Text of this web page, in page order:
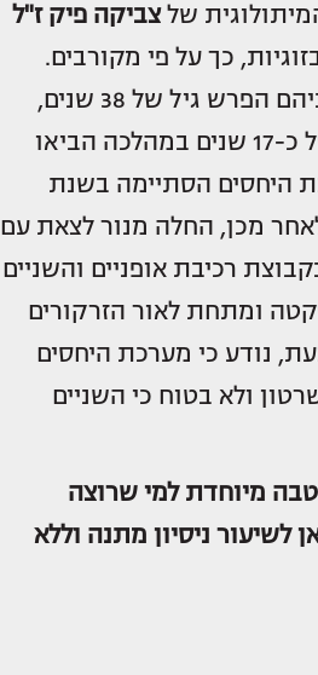
שלצביקה פיק ז"ל
כך על פי מקורבים.
כזכור, מנור ופיק שביניהם הפרש גיל של 38 שנים,
ניהלו מערכת יחסים של כ-17 שנים במהלכה הביאו
היחסים הסתיימה בשנת
רכיבת אופניים והשניים
ומתחת לאור הזרקורים
נודע כי מערכת היחסים
ולא בטוח כי השניים
מיוחדת למי שרוצה
לשיעור ניסיון מתנה וללא